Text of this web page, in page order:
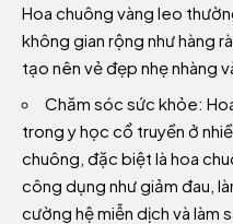
Hoa chuông vàng leo
không gian rộng như hàng
tạo nên vẻ đẹp nhẹ nhàng
Chăm sóc sức khỏe:
trong y học cổ truyền ở
chuông, đặc biệt là hoa
công dụng như giảm đau,
cường hệ miễn dịch và làm